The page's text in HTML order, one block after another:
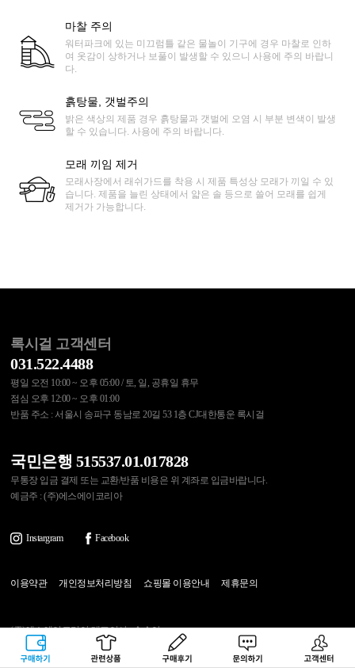
구매하기 관련상품 상품후기 문의하기 고객센터
마찰 주의
워터파크에 있는 미끄럼틀 같은 물놀이 기구에 경우 마찰로 인하
여 옷감이 상하거나 보풀이 발생할 수 있으니 사용에 주의 바랍니
다.
흙탕물, 갯벌주의
밝은 색상의 제품 경우 흙탕물과 갯벌에 오염 시 부분 변색이 발생
할 수 있습니다. 사용에 주의 바랍니다.
모래 끼임 제거
모래사장에서 래쉬가드를 착용 시 제품 특성상 모래가 끼일 수 있
습니다. 제품을 늘린 상태에서 얇은 솔 등으로 쓸어 모래를 쉽게
제거가 가능합니다.
록시걸 고객센터
031.522.4488
평일 오전 10:00 ~ 오후 05:00 / 토, 일, 공휴일 휴무
점심 오후 12:00 ~ 오후 01:00
반품 주소 : 서울시 송파구 동남로 20길 53 1층 CJ대한통운 록시걸
국민은행 515537.01.017828
무통장 입금 결제 또는 교환/반품 비용은 위 계좌로 입금바랍니다.
예금주 : (주)에스에이코리아
Instargram Facebook
이용약관 개인정보처리방침 쇼핑몰 이용안내 제휴문의
(주)에스에이코리아 대표이사 : 송수아
사업자등록번호 : 215-87-97374
통신판매업신고번호 : 제2020-다산-0607호[사업자정보확인]